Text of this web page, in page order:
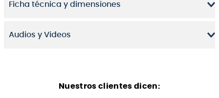
Ficha técnica y dimensiones
Audios y Videos
Nuestros clientes dicen: